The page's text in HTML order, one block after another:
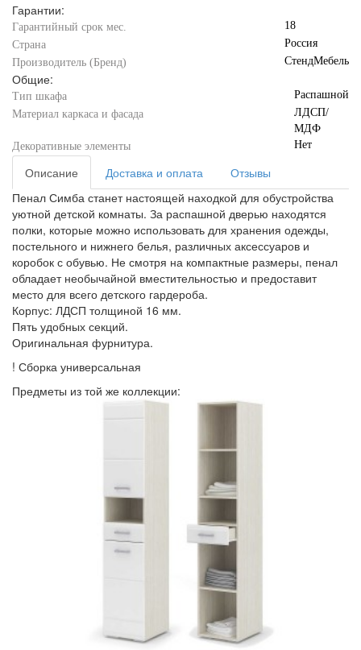
Гарантии:
Гарантийный срок мес.
18
Страна
Россия
Производитель (Бренд)
СтендМебель
Общие:
Тип шкафа
Распашной
Материал каркаса и фасада
ЛДСП/
МДФ
Декоративные элементы
Нет
Описание Доставка и оплата
Отзывы
Пенал Симба станет настоящей находкой для обустройства
уютной детской комнаты. За распашной дверью находятся
полки, которые можно использовать для хранения одежды,
постельного и нижнего белья, различных аксессуаров и
коробок с обувью. Не смотря на компактные размеры, пенал
обладает необычайной вместительностью и предоставит
место для всего детского гардероба.
Корпус: ЛДСП толщиной 16 мм.
Пять удобных секций.
Оригинальная фурнитура.
! Сборка универсальная
Предметы из той же коллекции: